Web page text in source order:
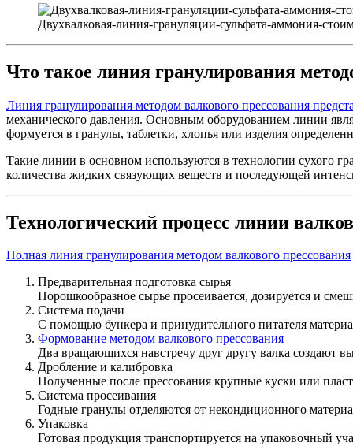
Двухвалковая-линия-грануляции-сульфата-аммония-
Что такое линия гранулирования
Линия гранулирования методом валкового прессования
механического давления. Основным оборудованием линии
формуется в гранулы, таблетки, хлопья или изделия
Такие линии в основном используются в технологии сухого
количества жидких связующих веществ и последующей
Технологический процесс линии
Полная линия гранулирования методом валкового прессования
Предварительная подготовка сырья
Порошкообразное сырье просеивается, дозируется и
Система подачи
С помощью бункера и принудительного питателя
Формование методом валкового прессования
Два вращающихся навстречу друг другу валка создают
Дробление и калибровка
Полученные после прессования крупные куски или
Система просеивания
Годные гранулы отделяются от некондиционного
Упаковка
Готовая продукция транспортируется на упаковочный